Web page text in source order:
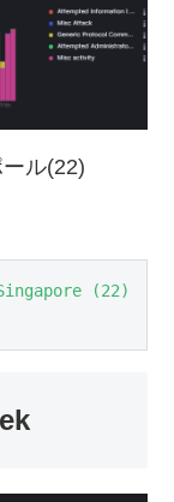
ル(22)
(22)